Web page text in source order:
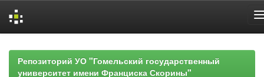
navigationРепозиторий УО "Гомельский государственный
университет имени Франциска Скорины"